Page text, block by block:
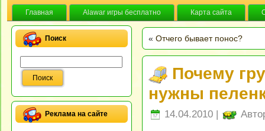
Главная Alawar игры бесплатно Карта сайта
Поиск
Реклама на сайте
« Отчего бывает понос?
Почему
нужны
14.04.2010 |